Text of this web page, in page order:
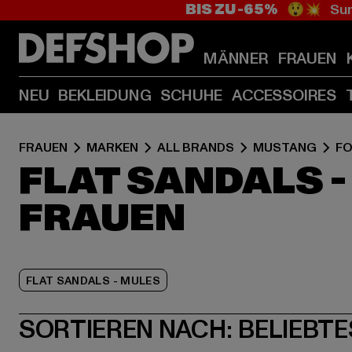
BIS ZU -65% 😲💥
MÄNNER FRAUEN
NEU BEKLEIDUNG SCHUHE ACCESSOIRES
FRAUEN MARKEN ALL BRANDS MUSTANG
FLAT SANDALS
FRAUEN
FLAT SANDALS - MULES
SORTIEREN NACH: